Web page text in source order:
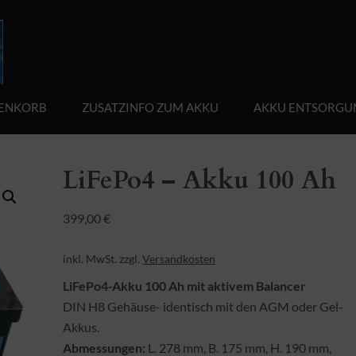
ZUSATZINFO ZUM AKKU AKKU
LiFePo4 – Akku 100 Ah
399,00€
inkl. MwSt. zzgl.Versandkosten
LiFePo4-Akku 100 Ah mit aktivem Balancer
DIN H8 Gehäuse- identisch mit den AGM oder Gel-
Akkus.
Abmessungen: L. 278 mm, B. 175 mm, H. 190 mm,